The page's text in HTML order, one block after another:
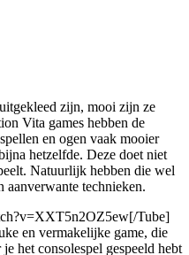
zijn, mooi zijn ze
Vita games hebben de
en ogen vaak mooier
hetzelfde. Deze doet niet
Natuurlijk hebben die wel
technieken.
Tube]
en vermakelijke game, die
het consolespel gespeeld hebt